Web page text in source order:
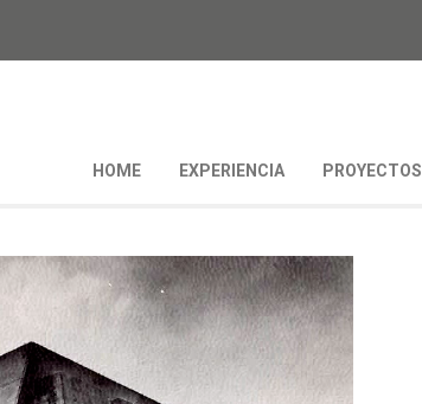
HOME EXPERIENCIA PROYECTOS